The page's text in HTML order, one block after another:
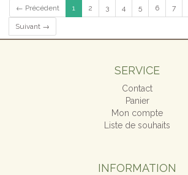
← Précédent 1 2 3 4 5 6 7
Suivant →
SERVICE
Contact
Panier
Mon compte
Liste de souhaits
INFORMATION